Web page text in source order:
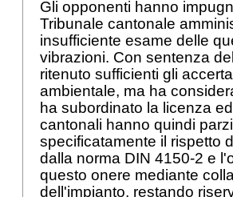
Gli opponenti hanno
Tribunale cantonale
insufficiente esame delle
vibrazioni. Con sentenza
ritenuto sufficienti gli
ambientale, ma ha
ha subordinato la licenza
cantonali hanno quindi
specificatamente il rispetto
dalla norma DIN 4150-2 e
questo onere mediante
dell'impianto, restando